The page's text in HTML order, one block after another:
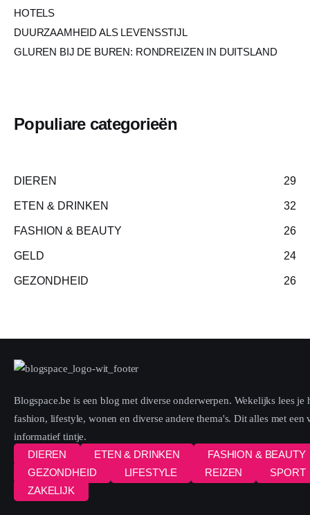
HOTELS
DUURZAAMHEID ALS LEVENSSTIJL
GLUREN BIJ DE BUREN: RONDREIZEN IN DUITSLAND
Populiare categorieën
DIEREN 29
ETEN & DRINKEN 32
FASHION & BEAUTY 26
GELD 24
GEZONDHEID 26
Blogspace.be is een blog met diverse onderwerpen. Wekelijks lees je
fashion, lifestyle, wonen en diverse andere thema's. Dit alles met een
informatief tintje.
DIEREN ETEN & DRINKEN
FASHION & BEAUTY
GEZONDHEID
LIFESTYLE REIZEN
SPORT
ZAKELIJK